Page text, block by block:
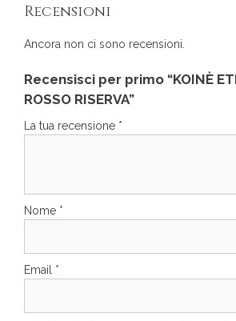
Recensioni
Ancora non ci sono recensioni.
Recensisci per primo “KOINÈ
ROSSO RISERVA”
La tua recensione *
Nome *
Email *